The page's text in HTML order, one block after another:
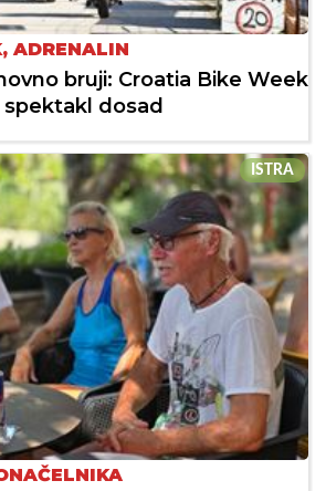
ADRENALIN
bruji: Croatia Bike Week
spektakl dosad
ISTRA